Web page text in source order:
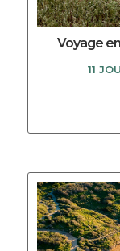
Voyage
11
DECOUVRIR